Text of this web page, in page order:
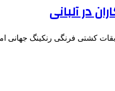
در آلبانی
کشتی فرنگی رنکینگ جهانی